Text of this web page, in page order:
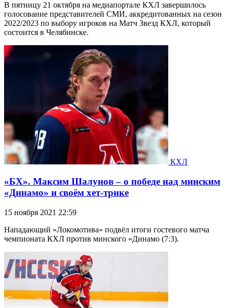
В пятницу 21 октября на медиапортале КХЛ завершилось
голосование представителей СМИ, аккредитованных на сезон
2022/2023 по выбору игроков на Матч Звезд КХЛ, который
состоится в Челябинске.
КХЛ
«БХ». Максим Шалунов – о победе над минским
«Динамо» и своём хет-трике
15 ноября 2021 22:59
Нападающий «Локомотива» подвёл итоги гостевого матча
чемпионата КХЛ против минского «Динамо (7:3).